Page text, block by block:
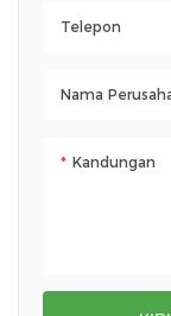
Telepon
Nama
Kandungan